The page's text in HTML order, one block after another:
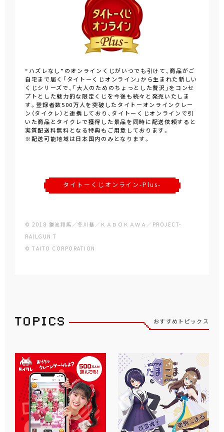
“ハズレなし”のオンラインくじがいつでも引けて、商品がご
自宅まで届く「タイトーくじオンライン」から生まれた新しい
くじシリーズで、「大人のためのちょっとした贅沢」をコンセ
プトとした魅力的な限定くじを今後も続々と発売いたしま
す。登録者数500万人を突破したタイトーオンラインクレー
ン（タイクレ）と連携しており、タイトーくじオンラインで引
いた商品とタイクレで獲得した景品を同時に配送依頼すると
実質配送料無料となる特典もご用意しております。
※配送可能地域は日本国内のみとなります。
タイトーくじオンライン-Plus-
© 2018 鎌池和馬／冬川基／ＫＡＤＯＫＡＷＡ／PROJECT-
RAILGUN T
© TAITO CORPORATION
おすすめトピックス